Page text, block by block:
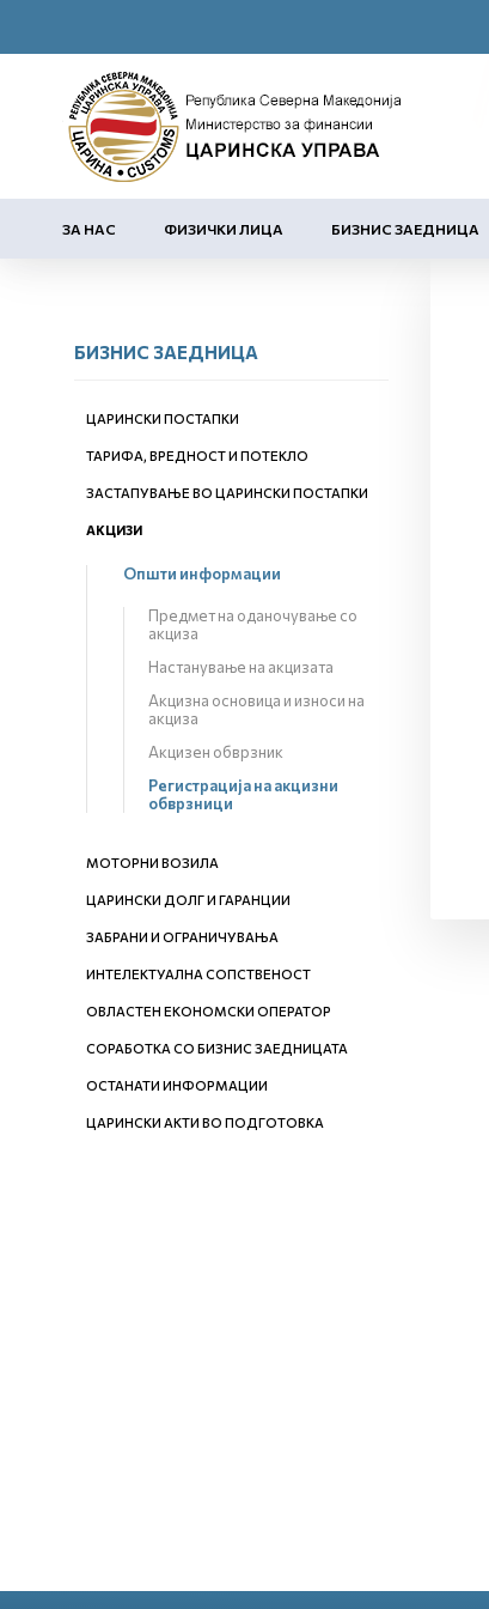
ЗА НАС ФИЗИЧКИ ЛИЦА БИЗНИС ЗАЕДНИЦА
БИЗНИС ЗАЕДНИЦА
ЦАРИНСКИ ПОСТАПКИ
ТАРИФА, ВРЕДНОСТ И ПОТЕКЛО
ЗАСТАПУВАЊЕ ВО ЦАРИНСКИ ПОСТАПКИ
АКЦИЗИ
Општи информации
Предмет на оданочување со
акциза
Настанување на акцизата
Акцизна основица и износи на
акциза
Акцизен обврзник
Регистрација на акцизни
обврзници
МОТОРНИ ВОЗИЛА
ЦАРИНСКИ ДОЛГ И ГАРАНЦИИ
ЗАБРАНИ И ОГРАНИЧУВАЊА
ИНТЕЛЕКТУАЛНА СОПСТВЕНОСТ
ОВЛАСТЕН ЕКОНОМСКИ ОПЕРАТОР
СОРАБОТКА СО БИЗНИС ЗАЕДНИЦАТА
ОСТАНАТИ ИНФОРМАЦИИ
ЦАРИНСКИ АКТИ ВО ПОДГОТОВКА